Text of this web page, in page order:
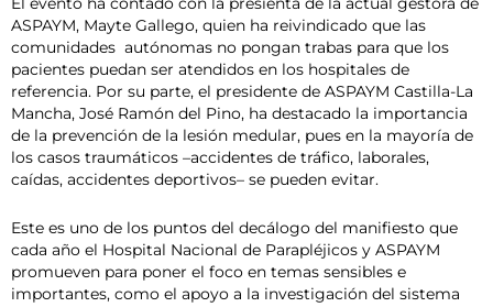
ASPAYM, Mayte Gallego, quien ha reivindicado que las
comunidades autónomas no pongan trabas para que los
pacientes puedan ser atendidos en los hospitales de
referencia. Por su parte, el presidente de ASPAYM Castilla-La
Mancha, José Ramón del Pino, ha destacado la importancia
de la prevención de la lesión medular, pues en la mayoría de
los casos traumáticos –accidentes de tráfico, laborales,
caídas, accidentes deportivos– se pueden evitar.
Este es uno de los puntos del decálogo del manifiesto que
cada año el Hospital Nacional de Parapléjicos y ASPAYM
promueven para poner el foco en temas sensibles e
importantes, como el apoyo a la investigación del sistema